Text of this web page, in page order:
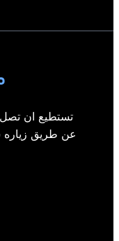
تستطيع ان تصل
عن طريق زياره